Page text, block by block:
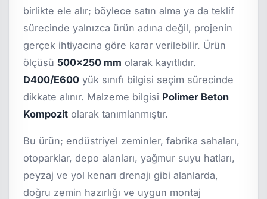
birlikte ele alır; böylece satın alma ya da teklif
sürecinde yalnızca ürün adına değil, projenin
gerçek ihtiyacına göre karar verilebilir. Ürün
ölçüsü500x250 mm olarak kayıtlıdır.
D400/E600 yük sınıfı bilgisi seçim sürecinde
dikkate alınır. Malzeme bilgisi Polimer Beton
Kompozit olarak tanımlanmıştır.
Bu ürün; endüstriyel zeminler, fabrika sahaları,
otoparklar, depo alanları, yağmur suyu hatları,
peyzaj ve yol kenarı drenajı gibi alanlarda,
doğru zemin hazırlığı ve uygun montaj